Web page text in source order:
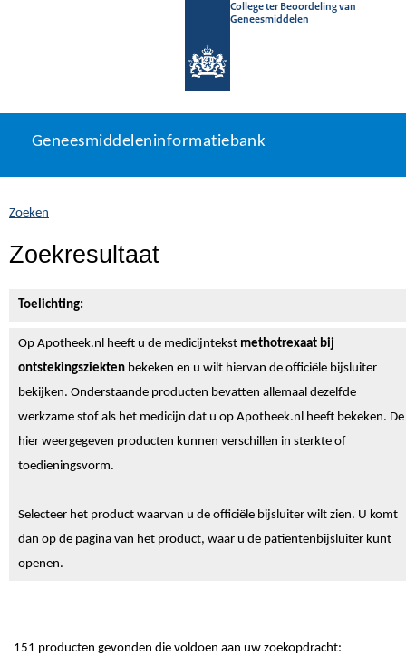
College ter Beoordeling van
Geneesmiddelen
naar
Geneesmiddeleninformatiebank
U
zich
hier:
Geneesmiddeleninformatiebank
Zoeken
Zoekresultaat
Toelichting:
Op Apotheek.nl heeft u de medicijntekst methotrexaat bij
ontstekingsziekten bekeken en u wilt hiervan de officiële bijsluiter
bekijken. Onderstaande producten bevatten allemaal dezelfde
werkzame stof als het medicijn dat u op Apotheek.nl heeft bekeken. De
hier weergegeven producten kunnen verschillen in sterkte of
toedieningsvorm.
Selecteer het product waarvan u de officiële bijsluiter wilt zien. U komt
dan op de pagina van het product, waar u de patiëntenbijsluiter kunt
openen.
151 producten gevonden die voldoen aan uw zoekopdracht: